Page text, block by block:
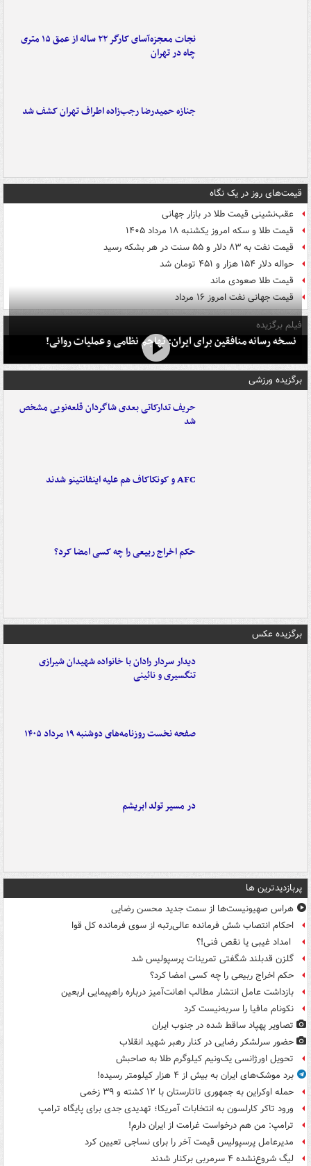
نجات معجزه‌آسای کارگر ۲۲ ساله از عمق ۱۵ متری
چاه در تهران
جنازه حمیدرضا رجب‌زاده اطراف تهران کشف شد
قیمت‌های روز در یک نگاه
عقب‌نشینی قیمت طلا در بازار جهانی
قیمت طلا و سکه امروز یکشنبه ۱۸ مرداد ۱۴۰۵
قیمت نفت به ۸۳ دلار و ۵۵ سنت در هر بشکه رسید
حواله دلار ۱۵۴ هزار و ۴۵۱ تومان شد
قیمت طلا صعودی ماند
قیمت جهانی نفت امروز ۱۶ مرداد
فیلم برگزیده
نسخه رسانه منافقین برای ایران: تهاجم نظامی و عملیات روانی!
برگزیده ورزشی
حریف تدارکاتی بعدی شاگردان قلعه‌نویی مشخص
شد
AFC و کونکاکاف هم علیه اینفانتینو شدند
حکم اخراج ربیعی را چه کسی امضا کرد؟
برگزیده عکس
دیدار سردار رادان با خانواده‌ شهیدان شیرازی
تنگسیری و نائینی
صفحه نخست روزنامه‌های دوشنبه ۱۹ مرداد ۱۴۰۵
در مسیر تولد ابریشم
پربازدیدترین ها
هراس صهیونیست‌ها از سمت جدید محسن رضایی
احکام انتصاب شش فرمانده عالی‌رتبه از سوی فرمانده کل قوا
امداد غیبی یا نقص فنی!؟
گلزن قدبلند شگفتی تمرینات پرسپولیس شد
حکم اخراج ربیعی را چه کسی امضا کرد؟
بازداشت عامل انتشار مطالب اهانت‌آمیز درباره راهپیمایی اربعین
نکونام مافیا را سربه‌نیست کرد
تصاویر پهپاد ساقط شده در جنوب ایران
حضور سرلشکر رضایی در کنار رهبر شهید انقلاب
تحویل اورژانسی یک‌ونیم کیلوگرم طلا به صاحبش
برد موشک‌های ایران به بیش از ۴ هزار کیلومتر رسیده!
حمله اوکراین به جمهوری تاتارستان با ۱۲ کشته و ۳۹ زخمی
ورود تاکر کارلسون به انتخابات آمریکا؛ تهدیدی جدی برای پایگاه ترامپ
ترامپ: من هم درخواست غرامت از ایران دارم!
مدیرعامل پرسپولیس قیمت آخر را برای نساجی تعیین کرد
لیگ شروع‌نشده ۴ سرمربی برکنار شدند